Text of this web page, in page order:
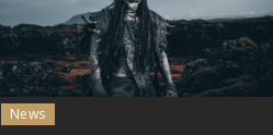
News